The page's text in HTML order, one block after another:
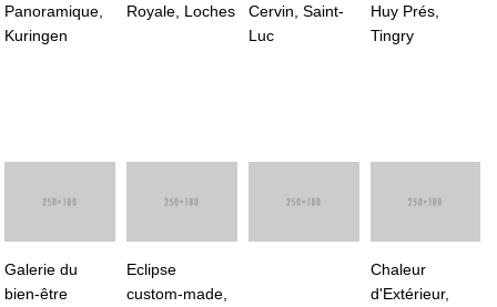
Panoramique,
Kuringen
Royale, Loches
Cervin, Saint-
Luc
Huy Prés,
Tingry
Galerie du
bien-être
Eclipse
custom-made,
Chaleur
d'Extérieur,